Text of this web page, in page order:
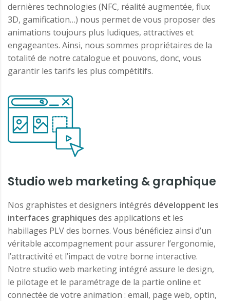
dernières technologies (NFC, réalité augmentée, flux
3D, gamification…) nous permet de vous proposer des
animations toujours plus ludiques, attractives et
engageantes. Ainsi, nous sommes propriétaires de la
totalité de notre catalogue et pouvons, donc, vous
garantir les tarifs les plus compétitifs.
Studio web marketing & graphique
Nos graphistes et designers intégrés développent les
interfaces graphiques des applications et les
habillages PLV des bornes. Vous bénéficiez ainsi d’un
véritable accompagnement pour assurer l’ergonomie,
l’attractivité et l’impact de votre borne interactive.
Notre studio web marketing intégré assure le design,
le pilotage et le paramétrage de la partie online et
connectée de votre animation : email, page web, optin,